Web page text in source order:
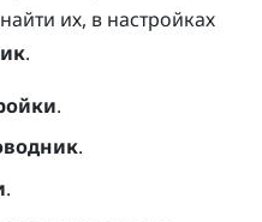
их, в настройках
.
.
.
.